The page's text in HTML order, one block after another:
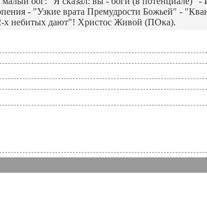
- "Узкие врата Премудрости Божьей" -
х небитых дают"! Христос Живой (ПОка).